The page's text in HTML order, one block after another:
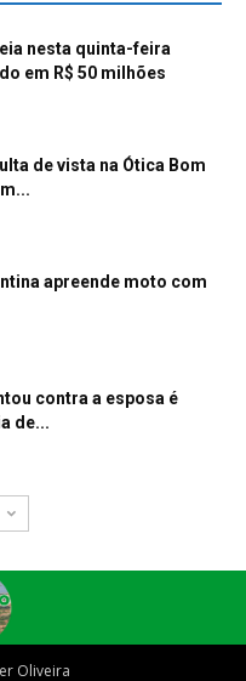
nesta quinta-feira
em R$ 50 milhões
de vista na Ótica Bom
apreende moto com
contra a esposa é
de...
Oliveira